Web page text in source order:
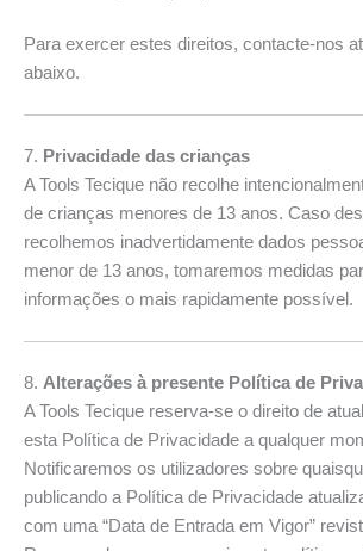
Para exercer estes direitos, contacte-nos
abaixo.
7. Privacidade das crianças
A Tools Tecique não recolhe
de crianças menores de 13 anos. Caso
recolhemos inadvertidamente dados
menor de 13 anos, tomaremos medidas
informações o mais rapidamente possível.
8. Alterações à presente Política de
A Tools Tecique reserva-se o direito de
esta Política de Privacidade a qualquer
Notificaremos os utilizadores sobre
publicando a Política de Privacidade
com uma “Data de Entrada em Vigor”